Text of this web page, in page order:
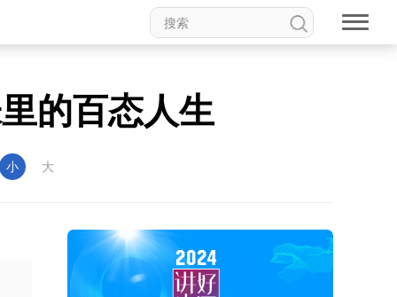
的百态人生
小 大